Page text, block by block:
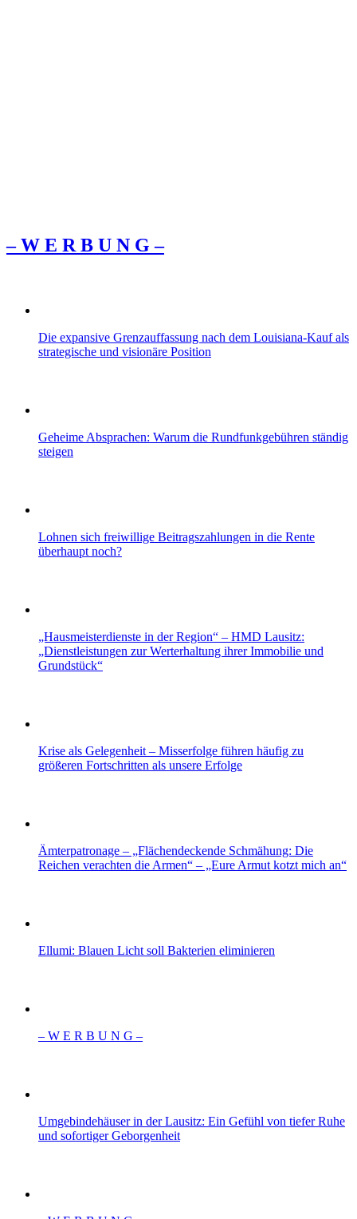
– W Ε R Β U Ν G –
Die expansive Grenzauffassung nach dem Louisiana‑Kauf als
strategische und visionäre Position
Geheime Absprachen: Warum die Rundfunkgebühren ständig
steigen
Lohnen sich freiwillige Beitragszahlungen in die Rente
überhaupt noch?
„Hausmeisterdienste in der Region“ – HMD Lausitz:
„Dienstleistungen zur Werterhaltung ihrer Immobilie und
Grundstück“
Krise als Gelegenheit – Misserfolge führen häufig zu
größeren Fortschritten als unsere Erfolge
Ämterpatronage – „Flächendeckende Schmähung: Die
Reichen verachten die Armen“ – „Eure Armut kotzt mich an“
Ellumi: Blauen Licht soll Bakterien eliminieren
– W Ε R Β U Ν G –
Umgebindehäuser in der Lausitz: Ein Gefühl von tiefer Ruhe
und sofortiger Geborgenheit